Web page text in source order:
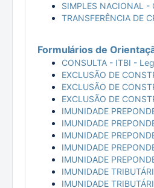
SIMPLES NACIONAL
TRANSFERÊNCIA DE
Formulários de
CONSULTA - ITBI -
EXCLUSÃO DE
EXCLUSÃO DE
EXCLUSÃO DE
IMUNIDADE
IMUNIDADE
IMUNIDADE
IMUNIDADE
IMUNIDADE
IMUNIDADE
IMUNIDADE